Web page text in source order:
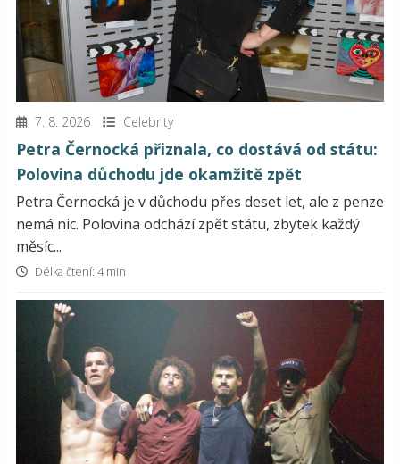
7. 8. 2026 Celebrity
Petra Černocká přiznala, co dostává od státu:
Polovina důchodu jde okamžitě zpět
Petra Černocká je v důchodu přes deset let, ale z penze
nemá nic. Polovina odchází zpět státu, zbytek každý
měsíc...
Délka čtení: 4 min